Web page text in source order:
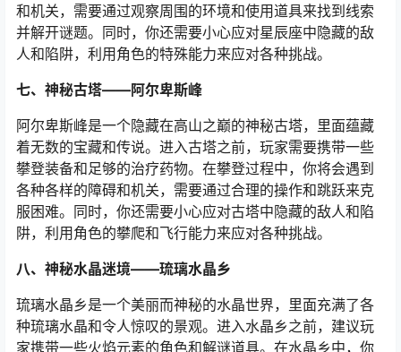
和机关，需要通过观察周围的环境和使用道具来找到线索
并解开谜题。同时，你还需要小心应对星辰座中隐藏的敌
人和陷阱，利用角色的特殊能力来应对各种挑战。
七、神秘古塔——阿尔卑斯峰
阿尔卑斯峰是一个隐藏在高山之巅的神秘古塔，里面蕴藏
着无数的宝藏和传说。进入古塔之前，玩家需要携带一些
攀登装备和足够的治疗药物。在攀登过程中，你将会遇到
各种各样的障碍和机关，需要通过合理的操作和跳跃来克
服困难。同时，你还需要小心应对古塔中隐藏的敌人和陷
阱，利用角色的攀爬和飞行能力来应对各种挑战。
八、神秘水晶迷境——琉璃水晶乡
琉璃水晶乡是一个美丽而神秘的水晶世界，里面充满了各
种琉璃水晶和令人惊叹的景观。进入水晶乡之前，建议玩
家携带一些火焰元素的角色和解谜道具。在水晶乡中，你